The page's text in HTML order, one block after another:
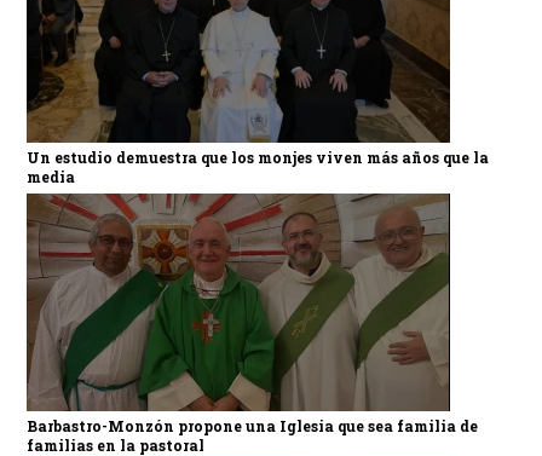
Un estudio demuestra que los monjes viven más años que la
media
Barbastro-Monzón propone una Iglesia que sea familia de
familias en la pastoral